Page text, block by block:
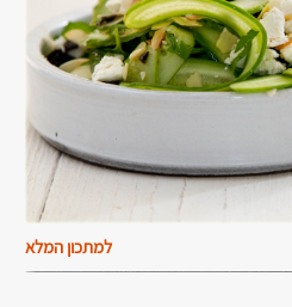
למתכון המלא